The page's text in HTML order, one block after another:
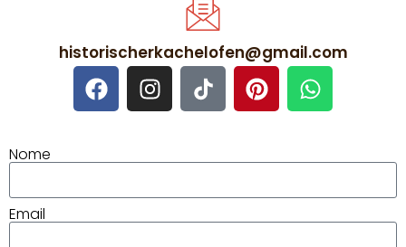
historischerkachelofen@gmail.com
Nome
Email